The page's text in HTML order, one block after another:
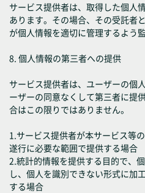
サービス提供者は、取得した個人
あります。その場合、その受託者
が個人情報を適切に管理するよう
8. 個人情報の第三者への提供
サービス提供者は、ユーザーの個
ーザーの同意なくして第三者に提
合はこの限りではありません。
1.サービス提供者が本サービス等
遂行に必要な範囲で提供する場合
2.統計的情報を提供する目的で、
し、個人を識別できない形式に加
する場合